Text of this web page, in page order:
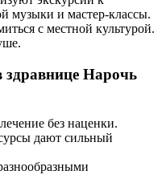
музыки и мастер-классы.
с местной культурой.
Нарочь
без наценки.
дают сильный